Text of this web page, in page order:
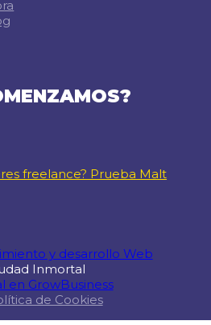
freelance? Prueba Malt
y desarrollo Web
Inmortal
en GrowBusiness
de Cookies